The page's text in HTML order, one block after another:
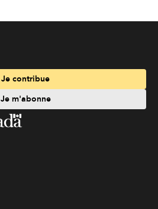
Je contribue
Je m'abonne